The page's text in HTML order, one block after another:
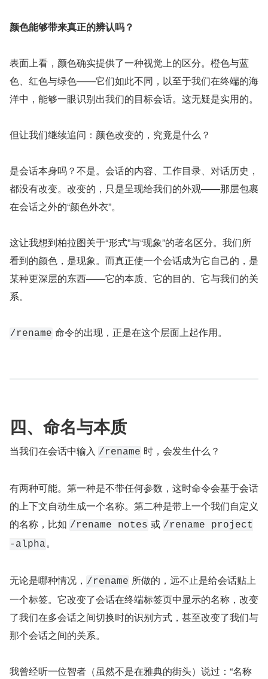
颜色能够带来真正的辨认吗？
表面上看，颜色确实提供了一种视觉上的区分。橙色与蓝
色、红色与绿色——它们如此不同，以至于我们在终端的海
洋中，能够一眼识别出我们的目标会话。这无疑是实用的。
但让我们继续追问：颜色改变的，究竟是什么？
是会话本身吗？不是。会话的内容、工作目录、对话历史，
都没有改变。改变的，只是呈现给我们的外观——那层包裹
在会话之外的“颜色外衣”。
这让我想到柏拉图关于“形式”与“现象”的著名区分。我们所
看到的颜色，是现象。而真正使一个会话成为它自己的，是
某种更深层的东西——它的本质、它的目的、它与我们的关
系。
/rename 命令的出现，正是在这个层面上起作用。
四、命名与本质
当我们在会话中输入 /rename 时，会发生什么？
有两种可能。第一种是不带任何参数，这时命令会基于会话
的上下文自动生成一个名称。第二种是带上一个我们自定义
的名称，比如 /rename notes 或 /rename project
-alpha。
无论是哪种情况， /rename 所做的，远不止是给会话贴上
一个标签。它改变了会话在终端标签页中显示的名称，改变
了我们在多会话之间切换时的识别方式，甚至改变了我们与
那个会话之间的关系。
我曾经听一位智者（虽然不是在雅典的街头）说过：“名称